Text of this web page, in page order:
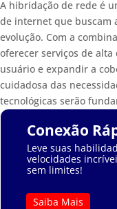
A hibridação de rede é
de internet que buscam
evolução. Com a
oferecer serviços de
usuário e expandir a
cuidadosa das
tecnológicas serão
Conexão
Leve suas
velocidades
sem limites!
Saiba Mais